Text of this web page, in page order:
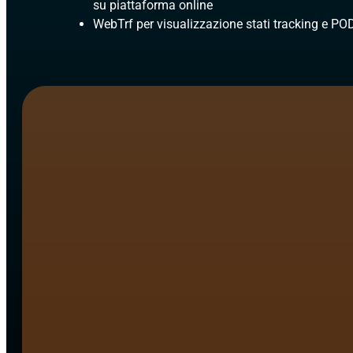
su piattaforma online
WebTrf per visualizzazione stati tracking e